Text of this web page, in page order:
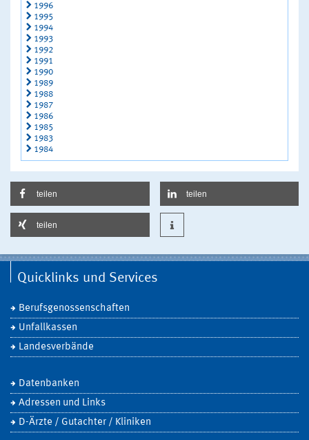
1996
1995
1994
1993
1992
1991
1990
1989
1988
1987
1986
1985
1983
1984
teilen teilen
teilen
Quicklinks und Services
Berufsgenossenschaften
Unfallkassen
Landesverbände
Datenbanken
Adressen und Links
D-Ärzte / Gutachter / Kliniken